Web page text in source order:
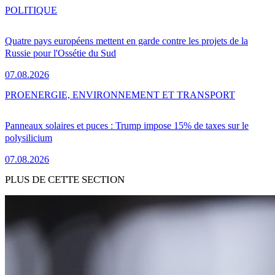
Quatre pays européens mettent en garde contre les projets de la
Russie pour l'Ossétie du Sud
07.08.2026
POLITIQUE
Panneaux solaires et puces : Trump impose 15% de taxes sur le
polysilicium
07.08.2026
PROENERGIE, ENVIRONNEMENT ET TRANSPORT
PLUS DE CETTE SECTION